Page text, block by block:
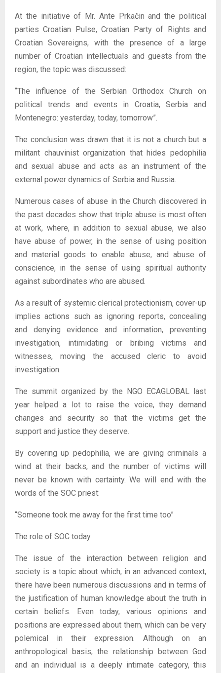
At the initiative of Mr. Ante Prkačin and the political
parties Croatian Pulse, Croatian Party of Rights and
Croatian Sovereigns, with the presence of a large
number of Croatian intellectuals and guests from the
region, the topic was discussed:
“The influence of the Serbian Orthodox Church on
political trends and events in Croatia, Serbia and
Montenegro: yesterday, today, tomorrow”.
The conclusion was drawn that it is not a church but a
militant chauvinist organization that hides pedophilia
and sexual abuse and acts as an instrument of the
external power dynamics of Serbia and Russia.
Numerous cases of abuse in the Church discovered in
the past decades show that triple abuse is most often
at work, where, in addition to sexual abuse, we also
have abuse of power, in the sense of using position
and material goods to enable abuse, and abuse of
conscience, in the sense of using spiritual authority
against subordinates who are abused.
As a result of systemic clerical protectionism, cover-up
implies actions such as ignoring reports, concealing
and denying evidence and information, preventing
investigation, intimidating or bribing victims and
witnesses, moving the accused cleric to avoid
investigation.
The summit organized by the NGO ECAGLOBAL last
year helped a lot to raise the voice, they demand
changes and security so that the victims get the
support and justice they deserve.
By covering up pedophilia, we are giving criminals a
wind at their backs, and the number of victims will
never be known with certainty. We will end with the
words of the SOC priest:
“Someone took me away for the first time too”
The role of SOC today
The issue of the interaction between religion and
society is a topic about which, in an advanced context,
there have been numerous discussions and in terms of
the justification of human knowledge about the truth in
certain beliefs. Even today, various opinions and
positions are expressed about them, which can be very
polemical in their expression. Although on an
anthropological basis, the relationship between God
and an individual is a deeply intimate category, this